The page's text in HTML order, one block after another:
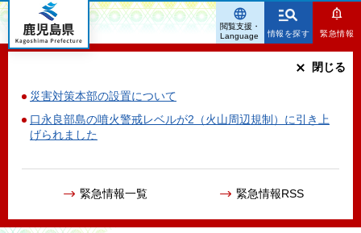
鹿児島県
情報を探す 緊急情報
災害対策本部の設置について
口永良部島の噴火警戒レベルが2（火山周辺規制）に引き上
げられました
緊急情報一覧 緊急情報RSS
閉じる
閲覧支援・
Language